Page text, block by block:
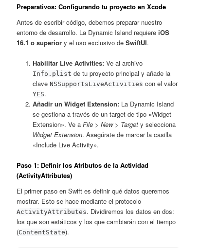
Preparativos: Configurando tu proyecto en Xcode
Antes de escribir código, debemos preparar nuestro
entorno de desarrollo. La Dynamic Island requiereiOS
16.1 o superior y el uso exclusivo deSwiftUI.
Habilitar Live Activities:Ve al archivo
Info.plist de tu proyecto principal y añade la
clave NSSupportsLiveActivities con el valor
YES.
Añadir un Widget Extension:La Dynamic Island
se gestiona a través de un target de tipo «Widget
Extension». Ve a File > New > Targety selecciona
Widget Extension. Asegúrate de marcar la casilla
«Include Live Activity».
Paso 1: Definir los Atributos de la Actividad
(ActivityAttributes)
El primer paso en Swift es definir qué datos queremos
mostrar. Esto se hace mediante el protocolo
ActivityAttributes. Dividiremos los datos en dos:
los que son estáticos y los que cambiarán con el tiempo
(ContentState).